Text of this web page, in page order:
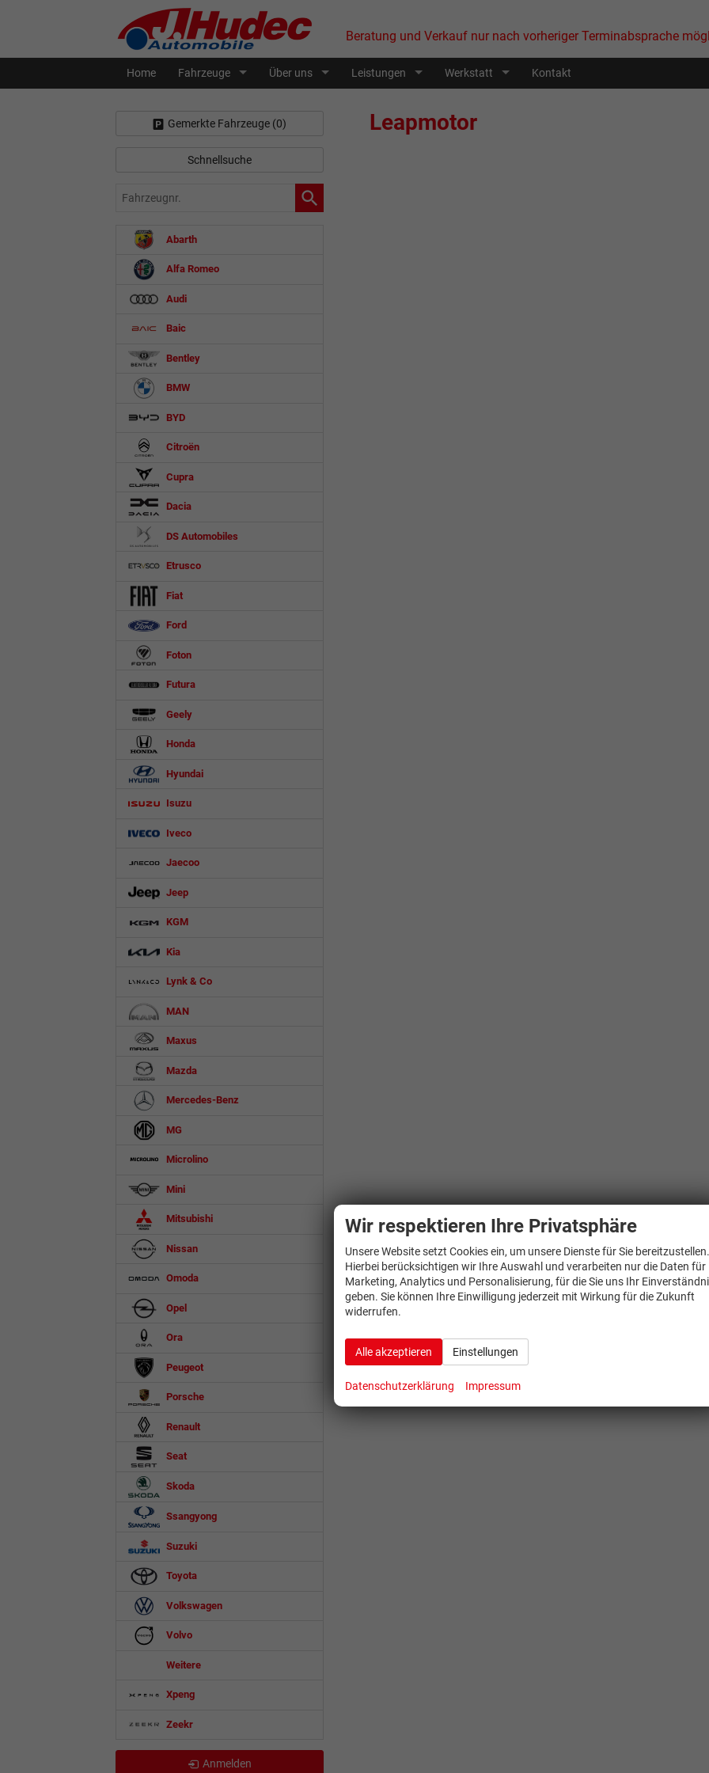
Beratung und Verkauf nur nach vorheriger Terminabsprache
Home Fahrzeuge Über uns Leistungen Werkstatt Kontakt
Leapmotor
Gemerkte Fahrzeuge (0)
Schnellsuche
Fahrzeugnr.
Abarth
Alfa Romeo
Audi
Baic
Bentley
BMW
BYD
Citroën
Cupra
Dacia
DS Automobiles
Etrusco
Fiat
Ford
Foton
Futura
Geely
Honda
Hyundai
Isuzu
Iveco
Jaecoo
Jeep
KGM
Kia
Lynk & Co
MAN
Maxus
Mazda
Mercedes-Benz
MG
Microlino
Mini
Mitsubishi
Nissan
Omoda
Opel
Ora
Peugeot
Porsche
Renault
Seat
Skoda
Ssangyong
Suzuki
Toyota
Volkswagen
Volvo
Weitere
Xpeng
Zeekr
Anmelden
Wir respektieren Ihre Privatsphäre
Unsere Website setzt Cookies ein, um unsere Dienste für Sie bereitzustellen.
Hierbei berücksichtigen wir Ihre Auswahl und verarbeiten nur die Daten für
Marketing, Analytics und Personalisierung, für die Sie uns Ihr
geben. Sie können Ihre Einwilligung jederzeit mit Wirkung für die Zukunft
widerrufen.
Alle akzeptieren Einstellungen
Datenschutzerklärung Impressum